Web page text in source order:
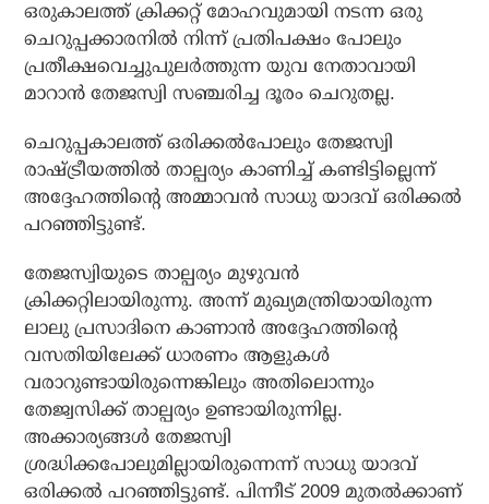
ഒരുകാലത്ത് ക്രിക്കറ്റ് മോഹവുമായി നടന്ന ഒരു
ചെറുപ്പക്കാരനില്‍ നിന്ന് പ്രതിപക്ഷം പോലും
പ്രതീക്ഷവെച്ചുപുലര്‍ത്തുന്ന യുവ നേതാവായി
മാറാന്‍ തേജസ്വി സഞ്ചരിച്ച ദൂരം ചെറുതല്ല.
ചെറുപ്പകാലത്ത് ഒരിക്കല്‍പോലും തേജസ്വി
രാഷ്ട്രീയത്തില്‍ താല്പര്യം കാണിച്ച് കണ്ടിട്ടില്ലെന്ന്
അദ്ദേഹത്തിന്റെ അമ്മാവന്‍ സാധു യാദവ് ഒരിക്കല്‍
പറഞ്ഞിട്ടുണ്ട്.
തേജസ്വിയുടെ താല്പര്യം മുഴുവന്‍
ക്രിക്കറ്റിലായിരുന്നു. അന്ന് മുഖ്യമന്ത്രിയായിരുന്ന
ലാലു പ്രസാദിനെ കാണാന്‍ അദ്ദേഹത്തിന്റെ
വസതിയിലേക്ക് ധാരണം ആളുകള്‍
വരാറുണ്ടായിരുന്നെങ്കിലും അതിലൊന്നും
തേജ്വസിക്ക് താല്പര്യം ഉണ്ടായിരുന്നില്ല.
അക്കാര്യങ്ങള്‍ തേജസ്വി
ശ്രദ്ധിക്കപോലുമില്ലായിരുന്നെന്ന് സാധു യാദവ്
ഒരിക്കല്‍ പറഞ്ഞിട്ടുണ്ട്. പിന്നീട് 2009 മുതല്‍ക്കാണ്